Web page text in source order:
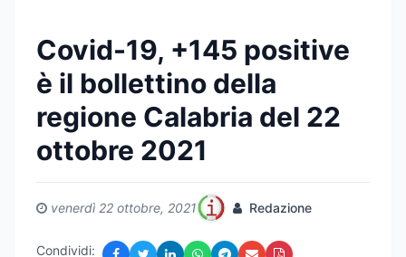
Covid-19, +145 positive
è il bollettino della
regione Calabria del 22
ottobre 2021
venerdì 22 ottobre, 2021 Redazione
Condividi: